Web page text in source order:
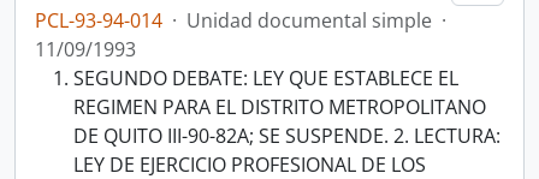
PCL-93-94-014 · Unidad documental simple ·
11/09/1993
SEGUNDO DEBATE: LEY QUE ESTABLECE EL
REGIMEN PARA EL DISTRITO METROPOLITANO
DE QUITO III-90-82A; SE SUSPENDE. 2. LECTURA:
LEY DE EJERCICIO PROFESIONAL DE LOS